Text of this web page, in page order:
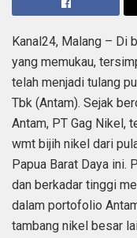
Kanal24, Malang – Di
yang memukau,
telah menjadi tulang
Tbk (Antam). Sejak
Antam, PT Gag Nikel,
wmt bijih nikel dari
Papua Barat Daya ini.
dan berkadar tinggi
dalam portofolio
tambang nikel besar